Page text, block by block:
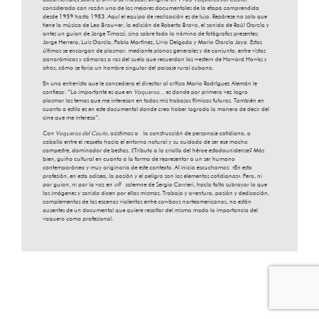
considerado con razón uno de los mejores documentales de la etapa comprendida
desde 1959 hasta 1983. Aquí el equipo de realización es de lujo. Repárese no solo que
tiene la música de Leo Brouwer, la edición de Roberto Bravo, el sonido de Raúl García y
antes un guion de Jorge Timossi, sino sobre todo la nómina de fotógrafos presentes:
Jorge Herrera, Luis García, Pablo Martínez, Livio Delgado y Mario García Joya. Estos
últimos se encargan de plasmar, mediante planos generales y de conjunto, entre vistas
panorámicas y cámaras a ras del suelo que recuerdan los western de Howard Hawks y
otros, cómo se forja un hombre singular del paisaje rural cubano.
En una entrevista que le concediera el director al crítico Mario Rodríguez Alemán le
confiesa: “Lo importante es que en Vaqueros… es donde por primera vez logro
plasmar los temas que me interesan en todos mis trabajos fílmicos futuros. También en
cuanto a estilo es en este documental donde creo haber logrado la manera de decir del
cine que me interesa”.
Con Vaqueros del Cauto, asistimos a la construcción de personaje cotidiano, a
caballo entre el respeto hacia el entorno natural y su cuidado de ser ese macho
campestre, dominador de bestias. ¿Tributo a la criolla del héroe estadounidense? Más
bien, guiño cultural en cuanto a la forma de representar a un ser humano
contemporáneo y muy originario de este contexto. Al inicio escuchamos: «En esta
profesión, en esta odisea, la pasión y el peligro son los elementos cotidianos». Pero, ni
por guion, ni por la voz en offsolemne de Sergio Corrieri, hacía falta subrayar lo que
las imágenes y sonido dicen por ellos mismas. Trabajo y aventura, pasión y dedicación,
complementos de las escenas violentas entre cowboys norteamericanos, no están
ausentes de un documental que quiere resaltar del mismo modo la importancia del
vaquero como profesional.